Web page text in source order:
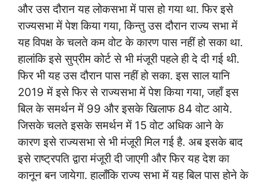
और उस दौरान यह लोकसभा में पास हो गया था. फिर इसे
राज्यसभा में पेश किया गया, किन्तु उस दौरान राज्य सभा में
यह विपक्ष के चलते कम वोट के कारण पास नहीं हो सका था.
हालांकि इसे सुप्रीम कोर्ट से भी मंजूरी पहले ही दे दी गई थी.
फिर भी यह उस दौरान पास नहीं हो सका. इस साल यानि
2019 में इसे फिर से राज्यसभा में पेश किया गया, जहाँ इस
बिल के समर्थन में 99 और इसके खिलाफ 84 वोट आये.
जिसके चलते इसके समर्थन में 15 वोट अधिक आने के
कारण इसे राज्यसभा से भी मंजूरी मिल गई है. अब इसके बाद
इसे राष्ट्रपति द्वारा मंजूरी दी जाएगी और फिर यह देश का
कानून बन जायेगा. हालाँकि राज्य सभा में यह बिल पास होने के